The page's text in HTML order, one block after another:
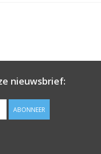
nieuwsbrief:
ABONNEER